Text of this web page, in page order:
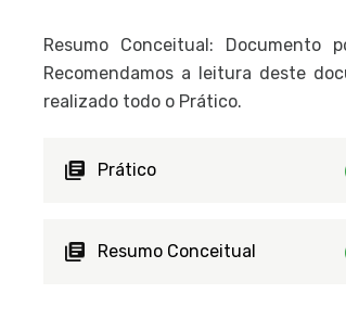
Resumo Conceitual:
Recomendamos a leitura deste
realizado todo o Prático.
Prático
Resumo Conceitual